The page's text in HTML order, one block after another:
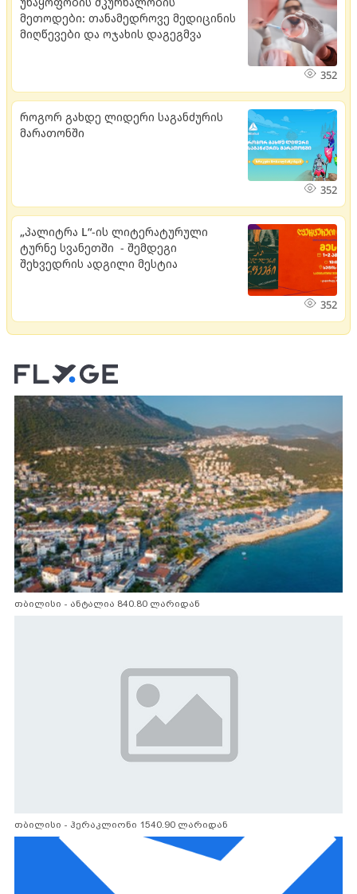
მეთოდები: თანამედროვე მედიცინის
მიღწევები და ოჯახის დაგეგმვა
352
როგორ გახდე ლიდერი საგანძურის
მარათონში
352
„პალიტრა L“-ის ლიტერატურული
ტურნე სვანეთში - შემდეგი
შეხვედრის ადგილი მესტია
352
თბილისი - ანტალია 840.80 ლარიდან
თბილისი - ჰერაკლიონი 1540.90 ლარიდან